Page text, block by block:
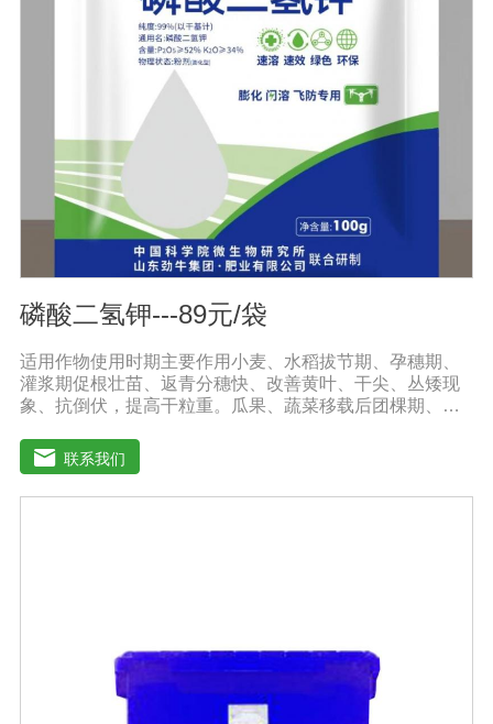
分裂素、生长素等活性物质, 刺激、调节、促进作物的生长
发育, 增强农作物的抗逆性能, 有利于农作物的增产5、预
防、抑制细菌、真菌性病害如:小麦根腐病、镰刀菌、姜腐
病、黄萎病、灰葡萄孢、香蕉与棉花等枯萎病。
磷酸二氢钾---89元/袋
适用作物使用时期主要作用小麦、水稻拔节期、孕穗期、
灌浆期促根壮苗、返青分穗快、改善黄叶、干尖、丛矮现
象、抗倒伏，提高干粒重。瓜果、蔬菜移载后团棵期、开
化，改善品质，增产增收，提高商品率。花生、大豆、芝
麻苗期、盛花期、膨果期黄叶变绿、花多荚多，抗重茬，
防水渍。果树类(苹果、葡萄、香蕉、柑橘、梨等)花前20
结铃期防落花落蕾落铃、提高单株结铃率。减少烂根、黑
根、烂铃、僵褪等不良现象，防早衰。使用方法与使用
量:1、喷施:本品稀释800-1000倍液，叶片正反面均匀喷
雾，全生育期可喷施3-4次，每次间隔期10-15天;2、灌根:
联系我们